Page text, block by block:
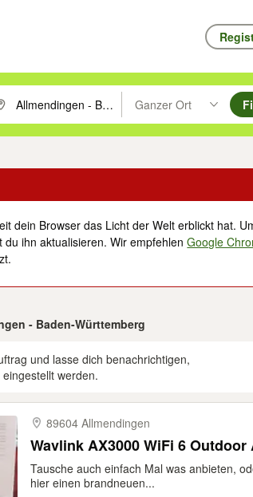
mit den Pfeiltasten nach oben/unten
oder Ort eingeben. Eingabetaste drücken
Ganzer Ort
Suche im Umkreis des
dein Browser das Licht der Welt erblickt hat.
du ihn aktualisieren. Wir empfehlenGoogle
- Baden-Württemberg
und lasse dich benachrichtigen,
werden.
89604 Allmendingen
Wavlink AX3000 WiFi 6
Tausche auch einfach Mal was anbieten,
hier einen brandneuen...